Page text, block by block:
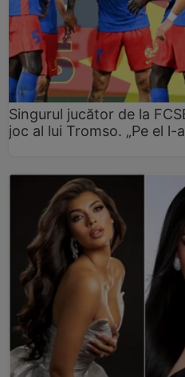
Singurul jucător de la
joc al lui Tromso. „Pe el l-